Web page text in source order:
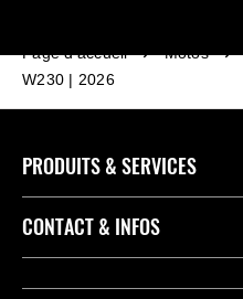
Page d'accueil Motos
W230 | 2026
PRODUITS & SERVICES
Accessoires & Pièces
CONTACT & INFOS
Contact